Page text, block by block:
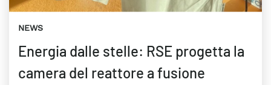
NEWS
Energia dalle stelle: RSE progetta la
camera del reattore a fusione